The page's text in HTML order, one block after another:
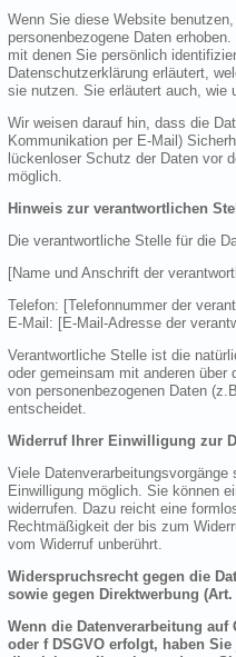
Wenn Sie diese Website
personenbezogene Daten
mit denen Sie persönlich
Datenschutzerklärung erläutert,
sie nutzen. Sie erläutert auch, wie
Wir weisen darauf hin, dass die
Kommunikation per E-Mail)
lückenloser Schutz der Daten vor
möglich.
Hinweis zur verantwortlichen
Die verantwortliche Stelle für die
[Name und Anschrift der
Telefon: [Telefonnummer der
E-Mail: [E-Mail-Adresse der
Verantwortliche Stelle ist die
oder gemeinsam mit anderen über
von personenbezogenen Daten
entscheidet.
Widerruf Ihrer Einwilligung zur
Viele
Einwilligung möglich. Sie können
widerrufen. Dazu reicht eine
Rechtmäßigkeit der bis zum
vom Widerruf unberührt.
Widerspruchsrecht gegen die
sowie gegen Direktwerbung (Art.
Wenn die Datenverarbeitung
oder f DSGVO erfolgt, haben